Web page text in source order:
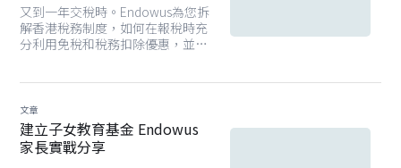
又到一年交稅時。Endowus為您拆
解香港稅務制度，如何在報稅時充
分利用免稅和稅務扣除優惠，並透
文章
建立子女教育基金 Endowus
家長實戰分享